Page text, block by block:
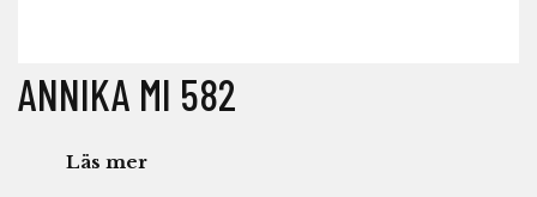
ANNIKA MI 582
Läs mer